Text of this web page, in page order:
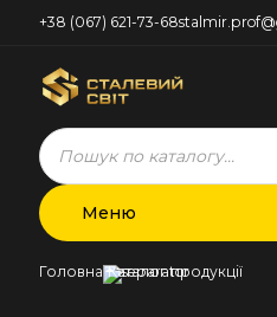
+38 (067) 621-73-68
Products
search
Меню
Головна Каталог продукції